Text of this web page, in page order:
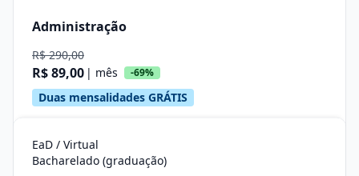
Administração
R$ 290,00
R$ 89,00 | mês -69%
Duas mensalidades GRÁTIS
EaD / Virtual
Bacharelado (graduação)